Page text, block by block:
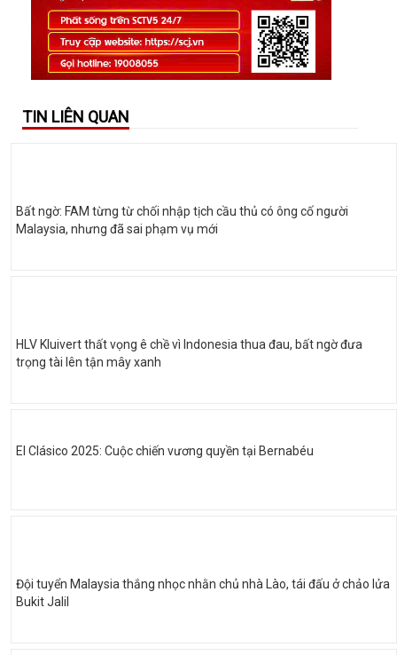
TIN LIÊN QUAN
Bất ngờ: FAM từng từ chối nhập tịch cầu thủ có ông cố người
Malaysia, nhưng đã sai phạm vụ mới
HLV Kluivert thất vọng ê chề vì Indonesia thua đau, bất ngờ đưa
trọng tài lên tận mây xanh
El Clásico 2025: Cuộc chiến vương quyền tại Bernabéu
Đội tuyển Malaysia thắng nhọc nhằn chủ nhà Lào, tái đấu ở chảo lửa
Bukit Jalil